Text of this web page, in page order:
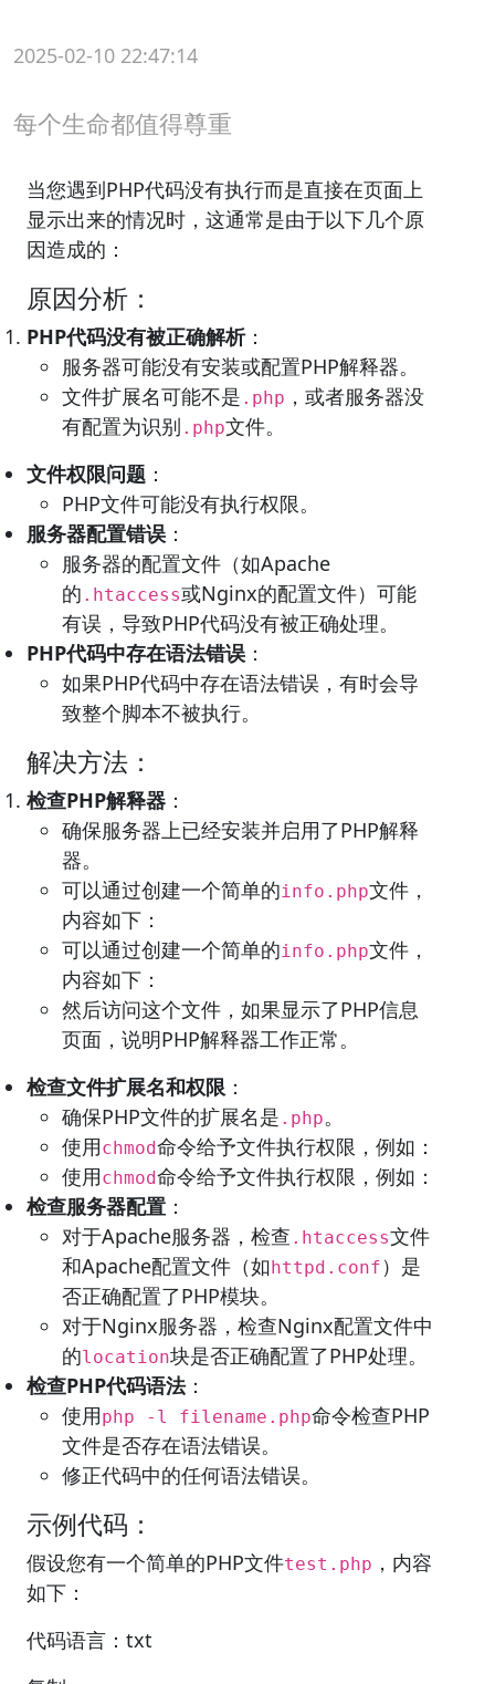
2025-02-10 22:47:14
每个生命都值得尊重
当您遇到PHP代码没有执行而是直接在页面上
显示出来的情况时，这通常是由于以下几个原
因造成的：
原因分析：
PHP代码没有被正确解析：
服务器可能没有安装或配置PHP解释器。
文件扩展名可能不是 .php ，或者服务器没
有配置为识别 .php文件。
文件权限问题 ：
PHP文件可能没有执行权限。
服务器配置错误 ：
服务器的配置文件（如Apache
的 .htaccess或Nginx的配置文件）可能
有误，导致PHP代码没有被正确处理。
PHP代码中存在语法错误 ：
如果PHP代码中存在语法错误，有时会导
致整个脚本不被执行。
解决方法：
检查PHP解释器 ：
确保服务器上已经安装并启用了PHP解释
器。
可以通过创建一个简单的info.php文件，
内容如下：
可以通过创建一个简单的info.php文件，
内容如下：
然后访问这个文件，如果显示了PHP信息
页面，说明PHP解释器工作正常。
检查文件扩展名和权限 ：
确保PHP文件的扩展名是 .php。
使用chmod命令给予文件执行权限，例如：
使用chmod命令给予文件执行权限，例如：
检查服务器配置 ：
对于Apache服务器，检查 .htaccess文件
和Apache配置文件（如httpd.conf ）是
否正确配置了PHP模块。
对于Nginx服务器，检查Nginx配置文件中
的location块是否正确配置了PHP处理。
检查PHP代码语法：
使用php -l filename.php命令检查PHP
文件是否存在语法错误。
修正代码中的任何语法错误。
示例代码：
假设您有一个简单的PHP文件test.php ，内容
如下：
代码语言：txt